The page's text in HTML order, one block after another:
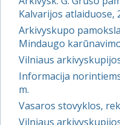
Kalvarijos atlaiduose,
Arkivyskupo
Mindaugo
Vilniaus
Informacija
m.
Vasaros stovyklos,
Vilniaus